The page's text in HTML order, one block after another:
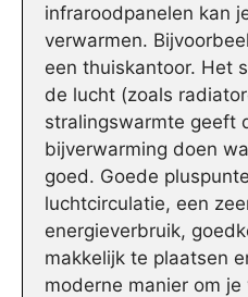
infraroodpanelen kan
verwarmen.
een thuiskantoor. Het
de lucht (zoals
stralingswarmte geeft
bijverwarming doen
goed. Goede
luchtcirculatie, een
energieverbruik,
makkelijk te plaatsen
moderne manier om